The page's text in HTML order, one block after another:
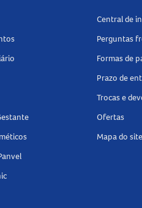
Central de
Perguntas
Formas de
Prazo de
Trocas e
Ofertas
Mapa do site